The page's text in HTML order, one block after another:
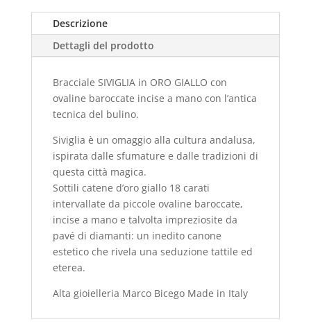
Descrizione
Dettagli del prodotto
Bracciale SIVIGLIA in ORO GIALLO con
ovaline baroccate incise a mano con l’antica
tecnica del bulino.
Siviglia è un omaggio alla cultura andalusa,
ispirata dalle sfumature e dalle tradizioni di
questa città magica.
Sottili catene d’oro giallo 18 carati
intervallate da piccole ovaline baroccate,
incise a mano e talvolta impreziosite da
pavé di diamanti: un inedito canone
estetico che rivela una seduzione tattile ed
eterea.
Alta gioielleria Marco Bicego Made in Italy